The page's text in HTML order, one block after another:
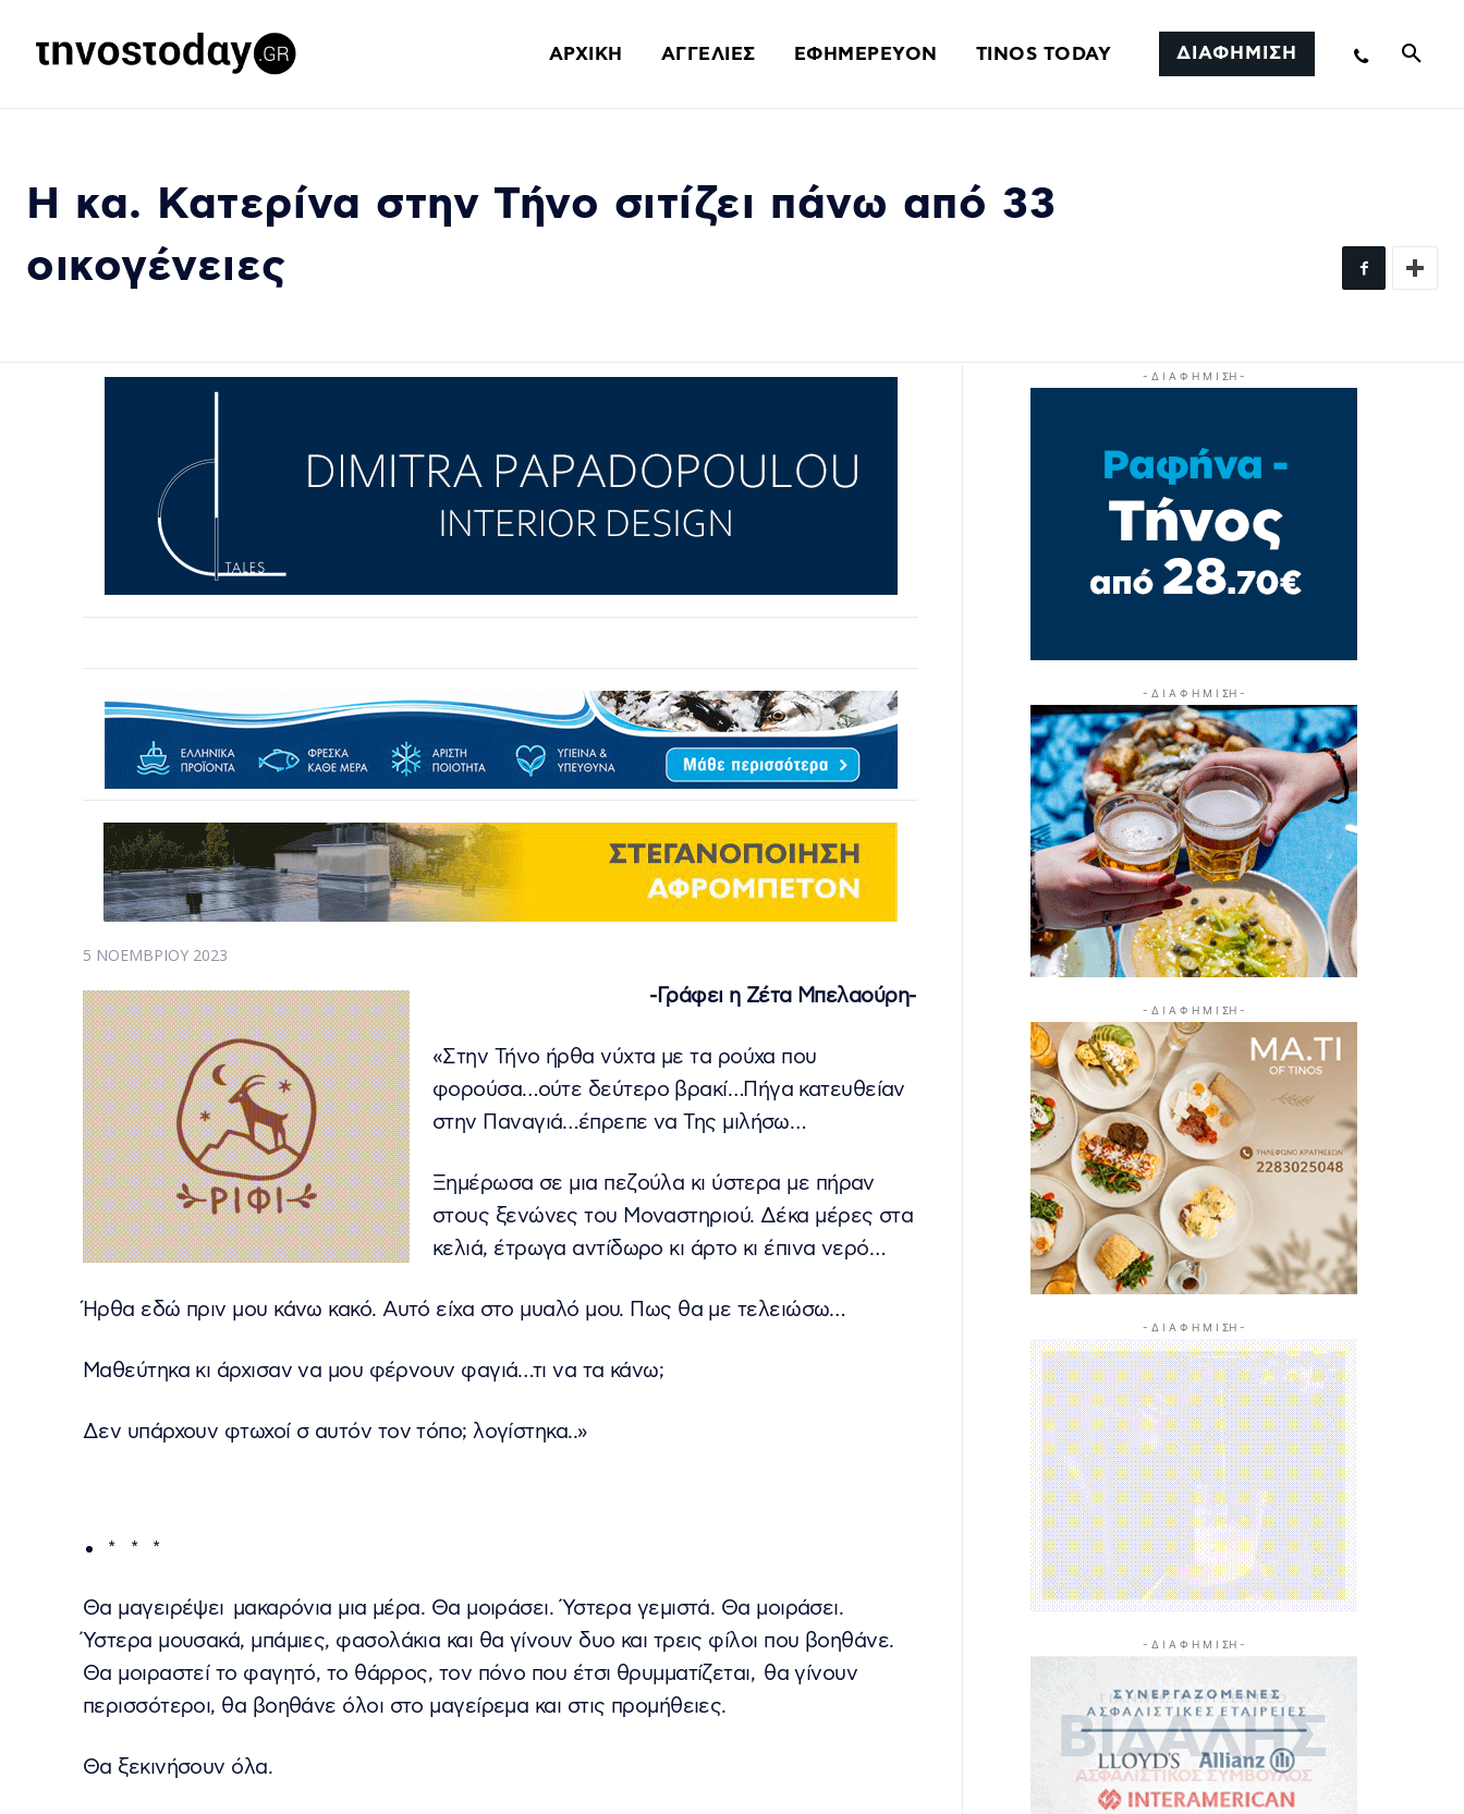
ΑΡΧΙΚΗ ΑΓΓΕΛΙΕΣ ΕΦΗΜΕΡΕΥΟΝ TINOS TODAY ΔΙΑΦΗΜΙΣΗ
Η κα. Κατερίνα στην Τήνο σιτίζει πάνω από 33
οικογένειες
5 ΝΟΕΜΒΡΊΟΥ 2023
-Γράφει η Ζέτα Μπελαούρη-
«Στην Τήνο ήρθα νύχτα με τα ρούχα που
φορούσα…ούτε δεύτερο βρακί…Πήγα κατευθείαν
στην Παναγιά…έπρεπε να Της μιλήσω…
Ξημέρωσα σε μια πεζούλα κι ύστερα με πήραν
στους ξενώνες του Μοναστηριού. Δέκα μέρες στα
κελιά, έτρωγα αντίδωρο κι άρτο κι έπινα νερό…
Ήρθα εδώ πριν μου κάνω κακό. Αυτό είχα στο μυαλό μου. Πως θα με τελειώσω…
Μαθεύτηκα κι άρχισαν να μου φέρνουν φαγιά…τι να τα κάνω;
Δεν υπάρχουν φτωχοί σ αυτόν τον τόπο; λογίστηκα..»
* * *
Θα μαγειρέψει μακαρόνια μια μέρα. Θα μοιράσει. Ύστερα γεμιστά. Θα μοιράσει.
Ύστερα μουσακά, μπάμιες, φασολάκια και θα γίνουν δυο και τρεις φίλοι που βοηθάνε.
Θα μοιραστεί το φαγητό, το θάρρος, τον πόνο που έτσι θρυμματίζεται, θα γίνουν
περισσότεροι, θα βοηθάνε όλοι στο μαγείρεμα και στις προμήθειες.
Θα ξεκινήσουν όλα.
- Δ Ι Α Φ Η Μ Ι ΣΗ -
- Δ Ι Α Φ Η Μ Ι ΣΗ -
- Δ Ι Α Φ Η Μ Ι ΣΗ -
- Δ Ι Α Φ Η Μ Ι ΣΗ -
- Δ Ι Α Φ Η Μ Ι ΣΗ -